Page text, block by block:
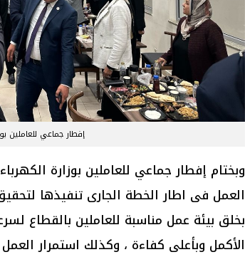
إفطار جماعي للعاملين
وبختام إفطار جماعي للعاملين بوزارة
العمل فى اطار الخطة الجارى تنفيذها
بخلق بيئة عمل مناسبة للعاملين بالقطاع
الأكمل وبأعلى كفاءة ، وكذلك استمرار